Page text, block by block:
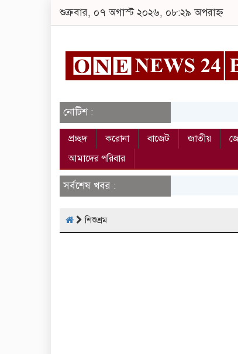
শুক্রবার, ০৭ অগাস্ট ২০২৬, ০৮:২৯ অপরাহ্ন
নোটিশ :
প্রচ্ছদ করোনা বাজেট জাতীয়
আমাদের পরিবার
সর্বশেষ খবর :
শিশুশ্রম